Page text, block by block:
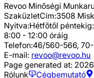
Revoo Minőségi
SzaküzletCím:3508
Nyitva:Hétfőtől
8:00 - 12:00 óráig
Telefon:46/560-566,
E-mail: revoo@revoo.hu
Page generated at:
Rólunk
Cégbemutató